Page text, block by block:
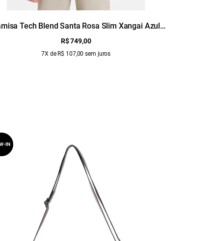
Tech Blend Santa Rosa Slim Xangai Azul
Claro
R$ 749,00
7X de R$ 107,00 sem juros
IN